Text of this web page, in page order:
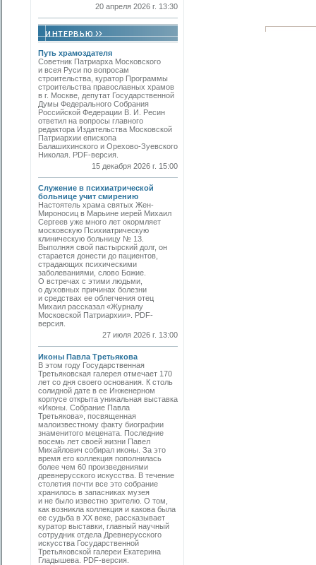
20 апреля 2026 г. 13:30
Путь храмоздателя
Советник Патриарха Московского
и всея Руси по вопросам
строительства, куратор Программы
строительства православных храмов
в г. Москве, депутат Государственной
Думы Федерального Собрания
Российской Федерации В. И. Ресин
ответил на вопросы главного
редактора Издательства Московской
Патриархии епископа
Балашихинского и Орехово-Зуевского
Николая. PDF-версия.
15 декабря 2026 г. 15:00
Служение в психиатрической
больнице учит смирению
Настоятель храма святых Жен-
Мироносиц в Марьине иерей Михаил
Сергеев уже много лет окормляет
московскую Психиатрическую
клиническую больницу № 13.
Выполняя свой пастырский долг, он
старается донести до пациентов,
страдающих психическими
заболеваниями, слово Божие.
О встречах с этими людьми,
о духовных причинах болезни
и средствах ее облегчения отец
Михаил рассказал «Журналу
Московской Патриархии». PDF-
версия.
27 июля 2026 г. 13:00
Иконы Павла Третьякова
В этом году Государственная
Третьяковская галерея отмечает 170
лет со дня своего основания. К столь
солидной дате в ее Инженерном
корпусе открыта уникальная выставка
«Иконы. Собрание Павла
Третьякова», посвященная
малоизвестному факту биографии
знаменитого мецената. Последние
восемь лет своей жизни Павел
Михайлович собирал иконы. За это
время его коллекция пополнилась
более чем 60 произведениями
древнерусского искусства. В течение
столетия почти все это собрание
хранилось в запасниках музея
и не было известно зрителю. О том,
как возникла коллекция и какова была
ее судьба в ХХ веке, рассказывает
куратор выставки, главный научный
сотрудник отдела Древнерусского
искусства Государственной
Третьяковской галереи Екатерина
Гладышева. PDF-версия.